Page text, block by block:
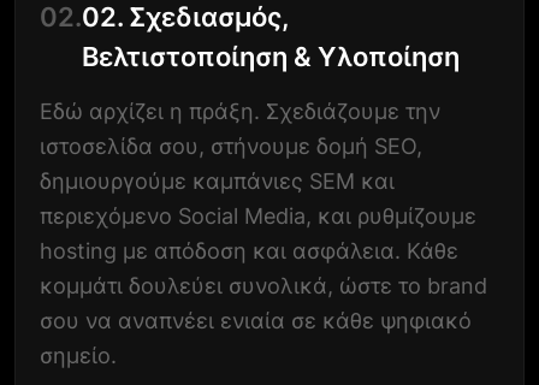
02.02. Σχεδιασμός,
Βελτιστοποίηση & Υλοποίηση
Εδώ αρχίζει η πράξη. Σχεδιάζουμε την
ιστοσελίδα σου, στήνουμε δομή SEO,
δημιουργούμε καμπάνιες SEM και
περιεχόμενο Social Media, και ρυθμίζουμε
hosting με απόδοση και ασφάλεια. Κάθε
κομμάτι δουλεύει συνολικά, ώστε το brand
σου να αναπνέει ενιαία σε κάθε ψηφιακό
σημείο.